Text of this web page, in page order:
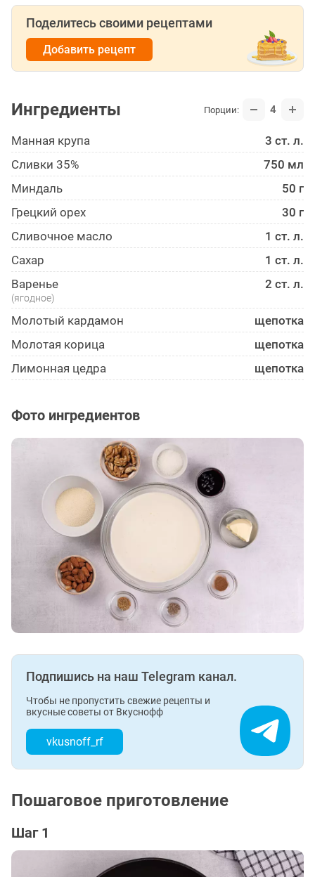
Поделитесь своими рецептами
Добавить рецепт
Ингредиенты Порции: 4
Манная крупа
3 ст. л.
Сливки 35%
750 мл
Миндаль
50 г
Грецкий орех
30 г
Сливочное масло
1 ст. л.
Сахар
1 ст. л.
Варенье
2 ст. л.
(ягодное)
Молотый кардамон
щепотка
Молотая корица
щепотка
Лимонная цедра
щепотка
Фото ингредиентов
Подпишись на наш Telegram канал.
Чтобы не пропустить свежие рецепты и
вкусные советы от Вкуснофф
vkusnoff_rf
Пошаговое приготовление
Шаг 1